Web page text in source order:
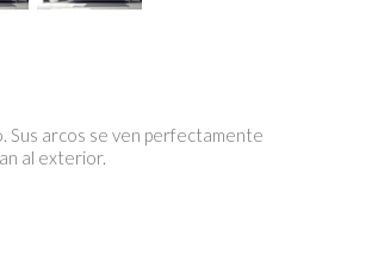
arcos se ven perfectamente
al exterior.